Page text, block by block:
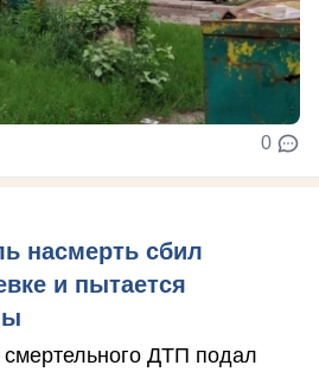
0
насмерть сбил
и пытается
ДТП подал